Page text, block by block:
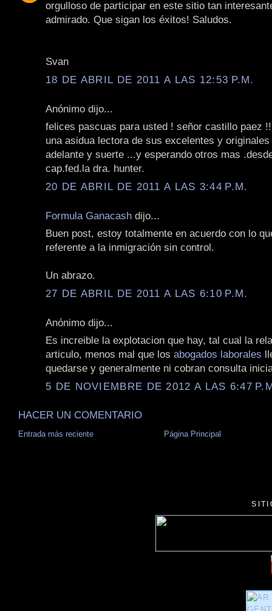
orgulloso de participar en este sitio tan
admirado. Que sigan los éxitos! Saludos.
Svan
18 DE ABRIL DE 2011 A LAS 12:53 P.M.
Anónimo dijo...
felices pascuas para usted ! señor castillo paez
una asidua lectora de sus excelentes y
adelante y suerte ...y esperando otros mas
cap.fed.la dra. hunter.
20 DE ABRIL DE 2011 A LAS 3:44 P.M.
Formula Ganacash dijo...
Buen post, estoy totalmente en acuerdo con lo
referente a la inmigración sin control.
Un abrazo.
27 DE ABRIL DE 2011 A LAS 6:10 P.M.
Anónimo dijo...
Es increible la explotacion que hay, tal cual la
articulo, menos mal que los abogados laborales
quedarse y generalmente ni cobran consulta
5 DE NOVIEMBRE DE 2012 A LAS 6:47
HACER UN COMENTARIO
Entrada más reciente Página Principal